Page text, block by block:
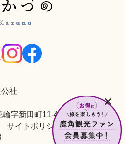
×
社
輪字新田町11-4
サイトポリシー